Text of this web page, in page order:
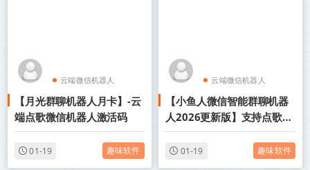
云端微信机器人
点歌机器人
【月光群聊机器人月卡】-云
端点歌微信机器人激活码
01-19 趣味软件
云端微信机器人
点歌机器人
【小鱼人微信智能群聊机器
人2026更新版】支持点歌，
一秒语音
01-19 趣味软件